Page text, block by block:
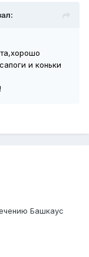
и коньки
Башкаус